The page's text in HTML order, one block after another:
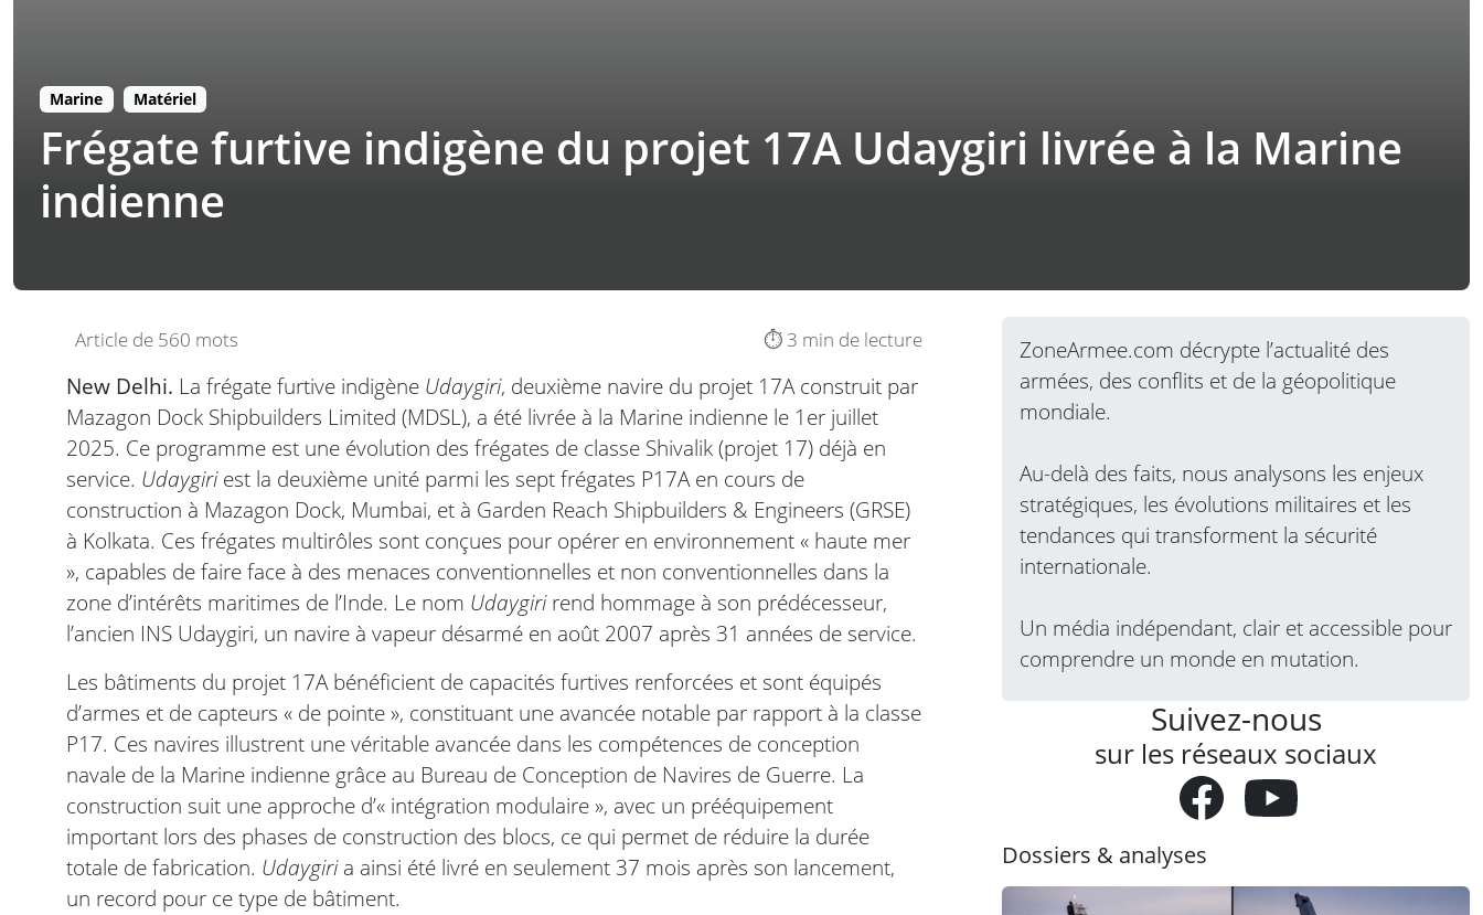
Marine Matériel
Frégate furtive indigène du projet 17A Udaygiri livrée à la Marine
indienne
Article de 560 mots ⏱️ 3 min de lecture
New Delhi. La frégate furtive indigène Udaygiri, deuxième navire du projet 17A construit par
Mazagon Dock Shipbuilders Limited (MDSL), a été livrée à la Marine indienne le 1er juillet
2025. Ce programme est une évolution des frégates de classe Shivalik (projet 17) déjà en
service. Udaygiriest la deuxième unité parmi les sept frégates P17A en cours de
construction à Mazagon Dock, Mumbai, et à Garden Reach Shipbuilders & Engineers (GRSE)
à Kolkata. Ces frégates multirôles sont conçues pour opérer en environnement « haute mer
», capables de faire face à des menaces conventionnelles et non conventionnelles dans la
zone d’intérêts maritimes de l’Inde. Le nom Udaygirirend hommage à son prédécesseur,
l’ancien INS Udaygiri, un navire à vapeur désarmé en août 2007 après 31 années de service.
Les bâtiments du projet 17A bénéficient de capacités furtives renforcées et sont équipés
d’armes et de capteurs « de pointe », constituant une avancée notable par rapport à la classe
P17. Ces navires illustrent une véritable avancée dans les compétences de conception
navale de la Marine indienne grâce au Bureau de Conception de Navires de Guerre. La
construction suit une approche d’« intégration modulaire », avec un prééquipement
important lors des phases de construction des blocs, ce qui permet de réduire la durée
totale de fabrication. Udaygiria ainsi été livré en seulement 37 mois après son lancement,
un record pour ce type de bâtiment.
ZoneArmee.com décrypte l’actualité des
armées, des conflits et de la géopolitique
mondiale.
Au-delà des faits, nous analysons les enjeux
stratégiques, les évolutions militaires et les
tendances qui transforment la sécurité
internationale.
Un média indépendant, clair et accessible pour
comprendre un monde en mutation.
Suivez-nous
sur les réseaux sociaux
Dossiers & analyses